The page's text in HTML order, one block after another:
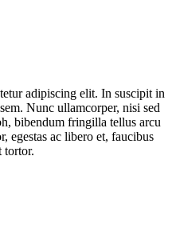
adipiscing elit. In suscipit in
Nunc ullamcorper, nisi sed
bibendum fringilla tellus arcu
egestas ac libero et, faucibus
tortor.